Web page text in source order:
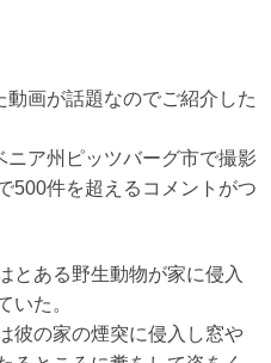
画が話題なのでご紹介した
ア州ピッツバーグ市で撮影
500件を超えるコメントがつ
とある野生動物が家に侵入
いた。
彼の家の煙突に侵入し窓や